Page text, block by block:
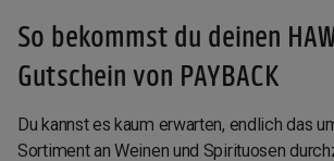
So bekommst du deinen
Gutschein von PAYBACK
Du kannst es kaum erwarten, endlich das
Sortiment an Weinen und Spirituosen